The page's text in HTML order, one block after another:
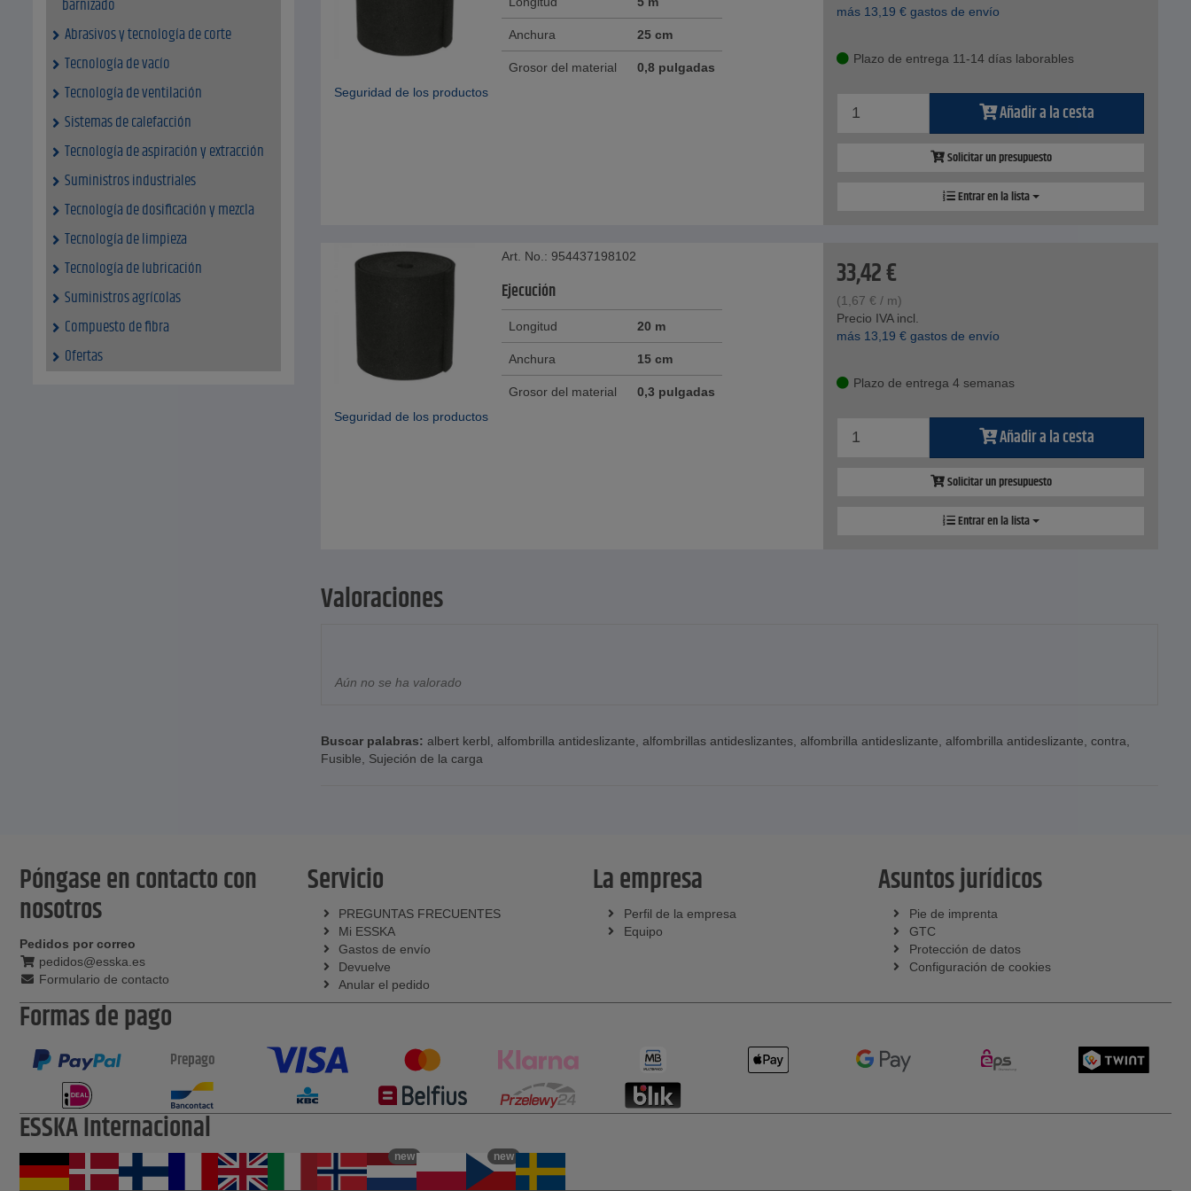
barnizado
Abrasivos y tecnología de corte
Tecnología de vacío
Tecnología de ventilación
Sistemas de calefacción
Tecnología de aspiración y extracción
Suministros industriales
Tecnología de dosificación y mezcla
Tecnología de limpieza
Tecnología de lubricación
Suministros agrícolas
Compuesto de fibra
Ofertas
Anchura 25 cm
Grosor del material
0,8 pulgadas
Seguridad de los productos
más 13,19 € gastos de envío
Plazo de entrega 11-14 días laborables
Añadir a la cesta
Solicitar un presupuesto
Entrar en la lista
Art. No.: 954437198102
Ejecución
Longitud 20 m
Anchura 15 cm
Grosor del material
0,3 pulgadas
Seguridad de los productos
33,42€
(1,67 € / m)
Precio IVA incl.
más 13,19 € gastos de envío
Plazo de entrega 4 semanas
Añadir a la cesta
Solicitar un presupuesto
Entrar en la lista
Valoraciones
Aún no se ha valorado
Buscar palabras: albert kerbl alfombrilla antideslizante alfombrillas antideslizantes alfombrilla antideslizante alfombrilla antideslizante contra
Fusible
Sujeción de la carga
Póngase en contacto con
nosotros
Pedidos por correo
pedidos@esska.es
Formulario de contacto
Servicio
PREGUNTAS FRECUENTES
Mi ESSKA
Gastos de envío
Devuelve
Anular el pedido
La empresa
Perfil de la empresa
Equipo
Asuntos jurídicos
Pie de imprenta
GTC
Protección de datos
Configuración de cookies
Formas de pago
Prepago
ESSKA Internacional
new new